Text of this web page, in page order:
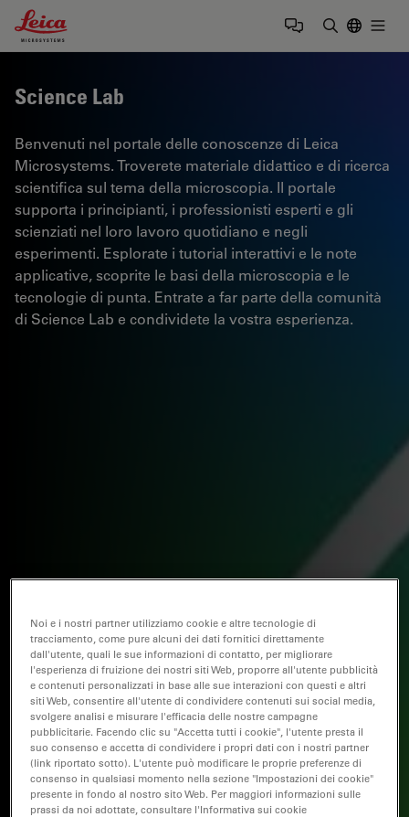
Leica Microsystems Logo
Science Lab
Benvenuti nel portale delle conoscenze di Leica
Microsystems. Troverete materiale didattico e di ricerca
scientifica sul tema della microscopia. Il portale
supporta i principianti, i professionisti esperti e gli
scienziati nel loro lavoro quotidiano e negli
esperimenti. Esplorate i tutorial interattivi e le note
applicative, scoprite le basi della microscopia e le
tecnologie di punta. Entrate a far parte della comunità
di Science Lab e condividete la vostra esperienza.
Noi e i nostri partner utilizziamo cookie e altre tecnologie di
tracciamento, come pure alcuni dei dati fornitici direttamente
dall'utente, quali le sue informazioni di contatto, per migliorare
l'esperienza di fruizione dei nostri siti Web, proporre all'utente pubblicità
e contenuti personalizzati in base alle sue interazioni con questi e altri
siti Web, consentire all'utente di condividere contenuti sui social media,
svolgere analisi e misurare l'efficacia delle nostre campagne
pubblicitarie. Facendo clic su "Accetta tutti i cookie", l'utente presta il
suo consenso e accetta di condividere i propri dati con i nostri partner
(link riportato sotto). L'utente può modificare le proprie preferenze di
consenso in qualsiasi momento nella sezione "Impostazioni dei cookie"
presente in fondo al nostro sito Web. Per maggiori informazioni sulle
prassi da noi adottate, consultare l'Informativa sui cookie